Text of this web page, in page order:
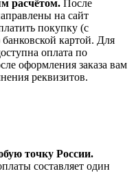
расчётом. После
на сайт
покупку (с
картой. Для
оплата по
оформления заказа вам
реквизитов.
точку России.
составляет один